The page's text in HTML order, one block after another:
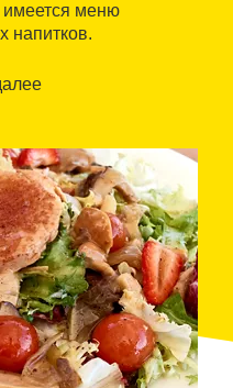
имеется меню
напитков.